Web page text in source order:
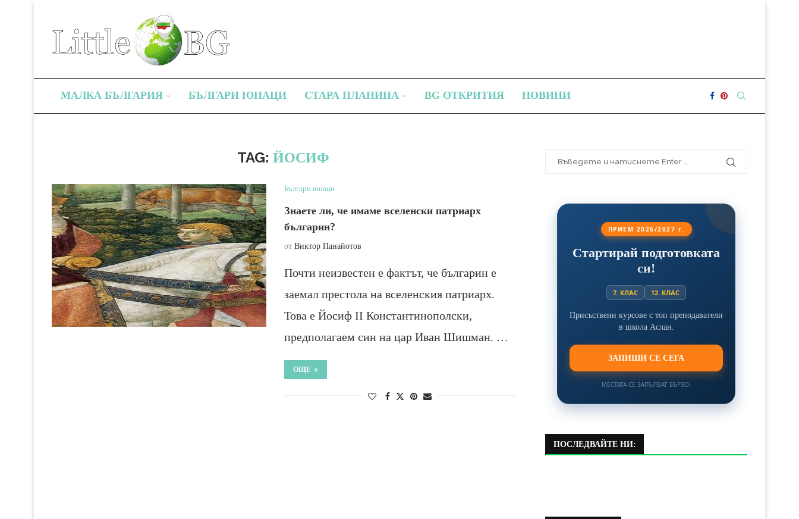
МАЛКА БЪЛГАРИЯ БЪЛГАРИ ЮНАЦИ СТАРА ПЛАНИНА BG ОТКРИТИЯ НОВИНИ
TAG:ЙОСИФ
Българи юнаци
Знаете ли, че имаме вселенски патриарх
българин?
от Виктор Панайотов
Почти неизвестен е фактът, че българин е
заемал престола на вселенския патриарх.
Това е Йосиф II Константинополски,
предполагаем син на цар Иван Шишман. …
ОЩЕ
ПРИЕМ 2026/2027 г.
Стартирай подготовката
си!
7. КЛАС 12. КЛАС
Присъствени курсове с топ преподаватели
в школа Аслан.
ЗАПИШИ СЕ СЕГА
МЕСТАТА СЕ ЗАПЪЛВАТ БЪРЗО!
ПОСЛЕДВАЙТЕ НИ: